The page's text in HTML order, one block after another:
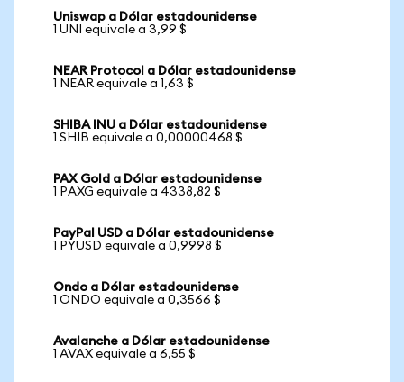
Uniswap a Dólar estadounidense
1 UNI equivale a 3,99 $
NEAR Protocol a Dólar estadounidense
1 NEAR equivale a 1,63 $
SHIBA INU a Dólar estadounidense
1 SHIB equivale a 0,00000468 $
PAX Gold a Dólar estadounidense
1 PAXG equivale a 4338,82 $
PayPal USD a Dólar estadounidense
1 PYUSD equivale a 0,9998 $
Ondo a Dólar estadounidense
1 ONDO equivale a 0,3566 $
Avalanche a Dólar estadounidense
1 AVAX equivale a 6,55 $